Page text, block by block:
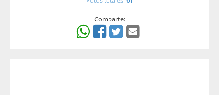
Comparte: